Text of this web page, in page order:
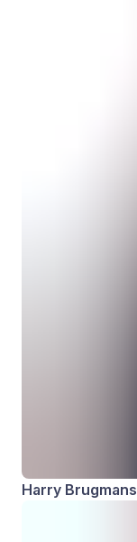
Harry Brugmans